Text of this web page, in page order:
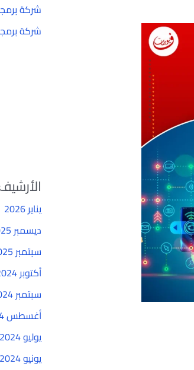
شركة
شركة
يناير 2026
ديسمبر 2025
سبتمبر 2025
أكتوبر 2024
سبتمبر 2024
أغسطس 2024
يوليو 2024
يونيو 2024